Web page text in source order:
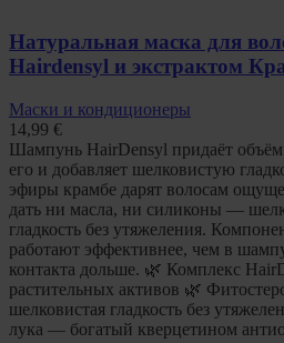
Натуральная маска для
Hairdensyl и экстрактом
Маски и кондиционеры
14,99 €
Шампунь HairDensyl придаёт объём
его и добавляет шелковистую
эфиры крамбе дарят волосам
дать ни масла, ни силиконы —
гладкость без утяжеления.
работают эффективнее, чем в
контакта дольше. 🌿 Комплекс
растительных активов 🌿
шелковистая гладкость без
лука — богатый кверцетином